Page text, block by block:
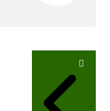
تصفّح
المقالات